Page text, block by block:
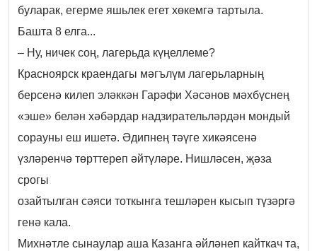
буларак, егерме яшьлек егет хөкемгә тартыла.
Башта 8 елга...
– Ну, ничек соң, лагерьда күңеллеме?
Красноярск краендагы мәгълүм лагерьларның
берсенә килеп эләккән Гарәфи Хәсәнов мәхбүснең
«эше» белән хәбәрдар надзирательләрдән мондый
сорауны еш ишетә. Әдипнең тәүге хикәясенә
үзләренчә төрттереп әйтүләре. Нишләсен, җәза
срогы
озайтылган сәяси тоткынга тешләрен кысып түзәргә
генә кала.
Михнәтле сынаулар аша Казанга әйләнеп кайткач та,